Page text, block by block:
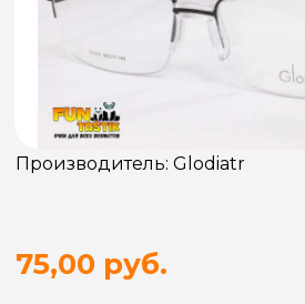
Производитель: Glodiatr
75,00 руб.